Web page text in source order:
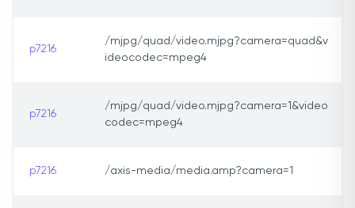
p7216
/mjpg/quad/video.mjpg?camera=quad&v
ideocodec=mpeg4
p7216
/mjpg/quad/video.mjpg?camera=1&video
codec=mpeg4
p7216 /axis-media/media.amp?camera=1